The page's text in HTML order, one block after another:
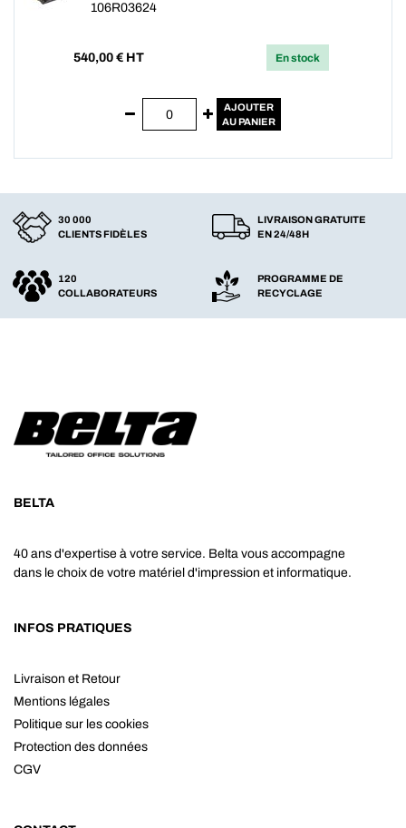
106R03624
540,00 € HT En stock
AJOUTER
AU PANIER
30 000
CLIENTS FIDÈLES
LIVRAISON GRATUITE
EN 24/48H
120
COLLABORATEURS
PROGRAMME DE
RECYCLAGE
BELTA
40 ans d'expertise à votre service. Belta vous accompagne
dans le choix de votre matériel d'impression et informatique.
INFOS PRATIQUES
Livraison et Retour
Mentions légales
Politique sur les cookies
Protection des données
CGV